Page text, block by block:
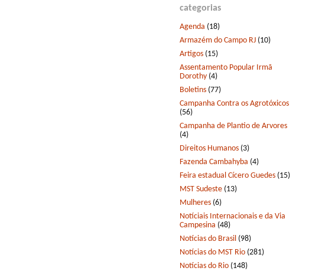
categorias
Agenda (18)
Armazém do Campo RJ (10)
Artigos (15)
Assentamento Popular Irmã
Dorothy (4)
Boletins (77)
Campanha Contra os Agrotóxicos
(56)
Campanha de Plantio de Arvores
(4)
Direitos Humanos (3)
Fazenda Cambahyba (4)
Feira estadual Cícero Guedes (15)
MST Sudeste (13)
Mulheres (6)
Notíciais Internacionais e da Via
Campesina (48)
Notícias do Brasil (98)
Notícias do MST Rio (281)
Notícias do Rio (148)